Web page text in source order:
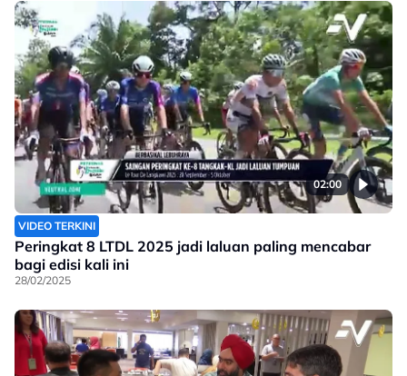
02:00
VIDEO TERKINI
Peringkat 8 LTDL 2025 jadi laluan paling mencabar
bagi edisi kali ini
28/02/2025